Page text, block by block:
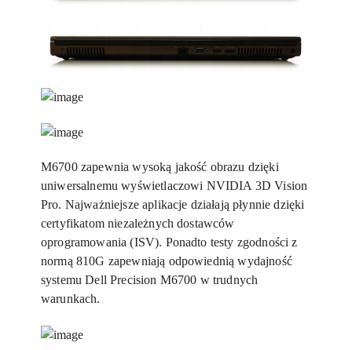
M6700 zapewnia wysoką jakość obrazu dzięki
uniwersalnemu wyświetlaczowi NVIDIA 3D Vision
Pro. Najważniejsze aplikacje działają płynnie dzięki
certyfikatom niezależnych dostawców
oprogramowania (ISV). Ponadto testy zgodności z
normą 810G zapewniają odpowiednią wydajność
systemu Dell Precision M6700 w trudnych
warunkach.